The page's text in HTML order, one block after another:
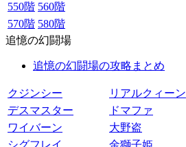
550階 560階
570階 580階
追憶の幻闘場
追憶の幻闘場の攻略まとめ
クジンシー
リアルクィーン
デスマスター
ドマファ
ワイバーン
大野盗
シグフレイ
金獅子姫